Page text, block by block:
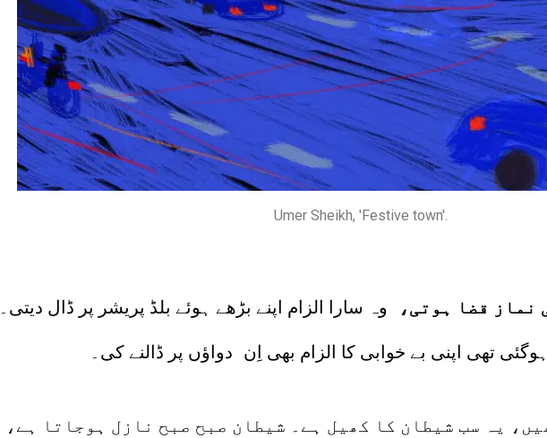
Umer Sheikh, 'Festive town'.
قضا ہوتی،
وہ سارا الزام اپنے بڑھے ہوئے بلڈ پریشر پر ڈال دیتی۔
تھی اپنی بے خوابی کا الزام بھی اِن دواؤں پر ڈالنے کی۔
یہ سب شیطان کا کھیل ہے۔ شیطان صبح صبح نازل ہوجاتا ہے،